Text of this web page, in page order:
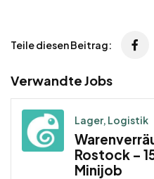
Teile diesen Beitrag:
Verwandte Jobs
Lager, Logistik
Rostock –
Minijob